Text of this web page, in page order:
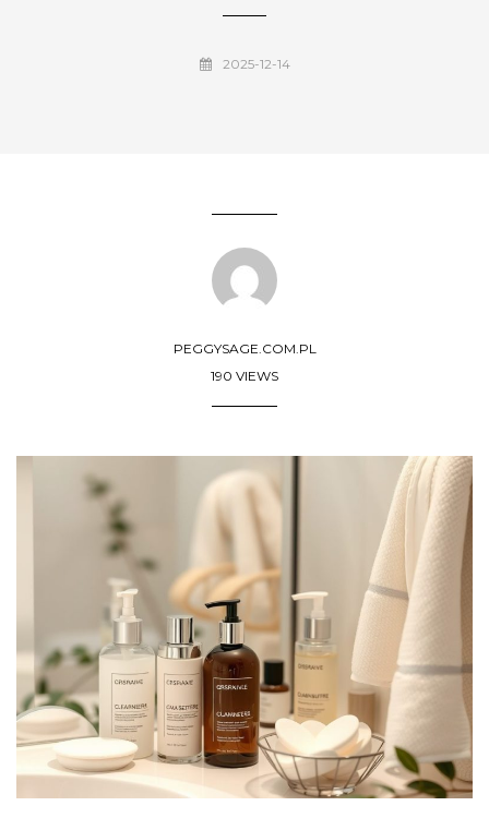
2025-12-14
PEGGYSAGE.COM.PL
190 VIEWS